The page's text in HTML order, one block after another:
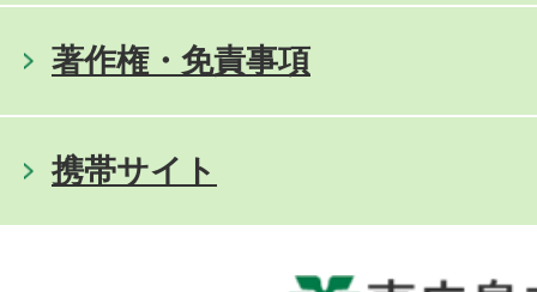
著作権・免責事項
携帯サイト